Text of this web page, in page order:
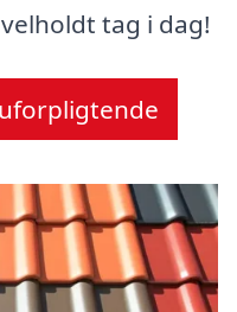
tag i dag!